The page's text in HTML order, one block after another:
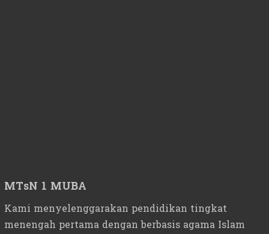
MTsN 1 MUBA
Kami menyelenggarakan pendidikan tingkat
menengah pertama dengan berbasis agama Islam